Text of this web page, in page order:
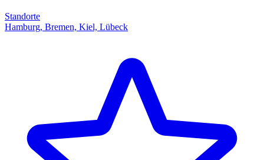
Standorte
Hamburg, Bremen, Kiel, Lübeck